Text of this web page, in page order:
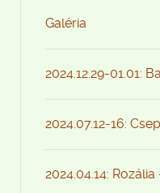
Galéria
2024.12.29-01.01:
2024.07.12-16:
2024.04.14: